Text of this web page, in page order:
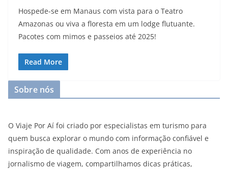
Hospede-se em Manaus com vista para o Teatro
Amazonas ou viva a floresta em um lodge flutuante.
Pacotes com mimos e passeios até 2025!
Read More
Sobre nós
O Viaje Por Aí foi criado por especialistas em turismo para
quem busca explorar o mundo com informação confiável e
inspiração de qualidade. Com anos de experiência no
jornalismo de viagem, compartilhamos dicas práticas,